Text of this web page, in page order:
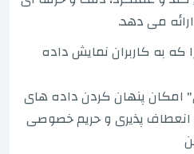
می دهد.
که به کاربران نمایش داده
پنهان کردن داده های
پذیری و حریم خصوصی